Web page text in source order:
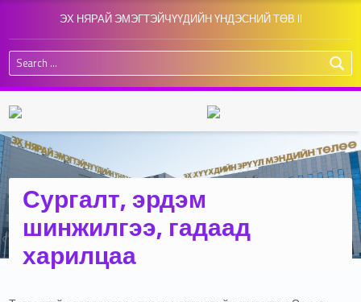
ЭХ НЯРАЙ ЭМЭГТЭЙЧҮҮДИЙН ҮНДЭСНИЙ ТӨВ II
Search for:
Сургалт, эрдэм
шинжилгээ, гадаад
харилцаа